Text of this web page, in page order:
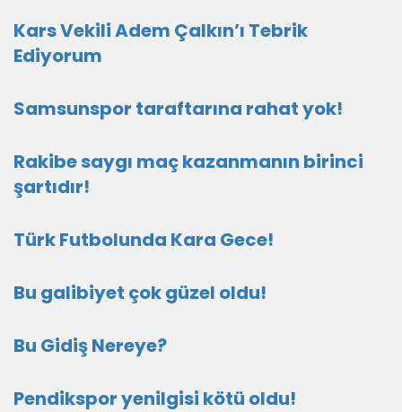
Kars Vekili Adem Çalkın’ı Tebrik
Ediyorum
Samsunspor taraftarına rahat yok!
Rakibe saygı maç kazanmanın birinci
şartıdır!
Türk Futbolunda Kara Gece!
Bu galibiyet çok güzel oldu!
Bu Gidiş Nereye?
Pendikspor yenilgisi kötü oldu!